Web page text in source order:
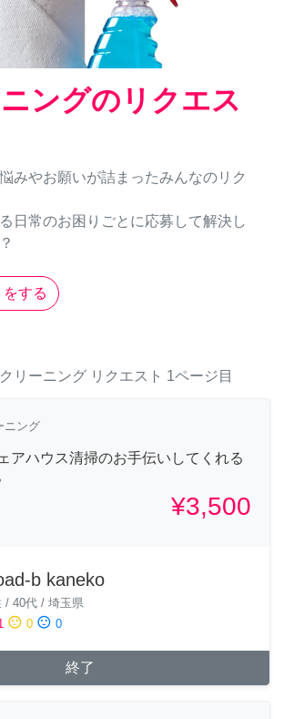
ングのリクエス
みやお願いが詰まったみんなのリク
日常のお困りごとに応募して解決し
をする
リーニング リクエスト 1ページ目
ニング
アハウス清掃のお手伝いしてくれる
¥3,500
b kaneko
/ 40代 / 埼玉県
sentiment_neutral 0 sentiment_dissatisfied 0
終了